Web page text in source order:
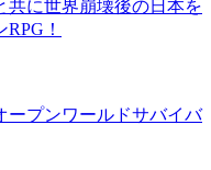
共に世界崩壊後の日本を
！
ープンワールドサバイバ